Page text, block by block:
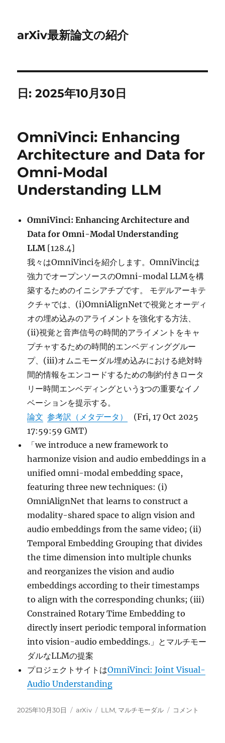
arXiv最新論文の紹介
日:2025年10月30日
OmniVinci: Enhancing
Architecture and Data for
Omni-Modal
Understanding LLM
OmniVinci: Enhancing Architecture and
Data for Omni-Modal Understanding
LLM [128.4]
我々はOmniVinciを紹介します。OmniVinciは
強力でオープンソースのOmni-modal LLMを構
築するためのイニシアチブです。 モデルアーキテ
クチャでは、(i)OmniAlignNetで視覚とオーディ
オの埋め込みのアライメントを強化する方法、
(ii)視覚と音声信号の時間的アライメントをキャ
プチャするための時間的エンベディンググルー
プ、(iii)オムニモーダル埋め込みにおける絶対時
間的情報をエンコードするための制約付きロータ
リー時間エンベディングという3つの重要なイノ
ベーションを提示する。
論文 参考訳（メタデータ）
(Fri, 17 Oct 2025
17:59:59 GMT)
「we introduce a new framework to
harmonize vision and audio embeddings in a
unified omni-modal embedding space,
featuring three new techniques: (i)
OmniAlignNet that learns to construct a
modality-shared space to align vision and
audio embeddings from the same video; (ii)
Temporal Embedding Grouping that divides
the time dimension into multiple chunks
and reorganizes the vision and audio
embeddings according to their timestamps
to align with the corresponding chunks; (iii)
Constrained Rotary Time Embedding to
directly insert periodic temporal information
into vision-audio embeddings.」とマルチモー
ダルなLLMの提案
プロジェクトサイトはOmniVinci: Joint Visual-
Audio Understanding
投
2025年10月30日
カ
arXiv
タ
LLM, マルチモーダル
OmniVinci:
コメント